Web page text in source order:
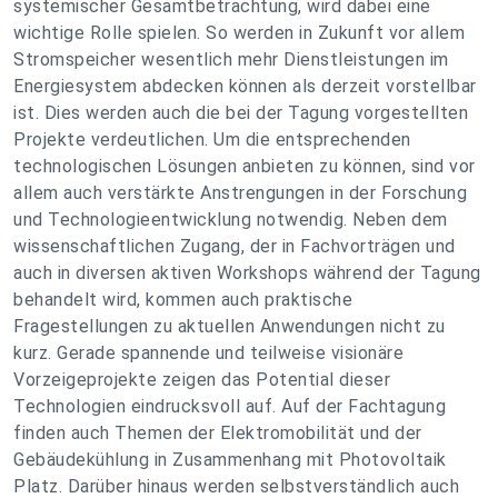
systemischer Gesamtbetrachtung, wird dabei eine
wichtige Rolle spielen. So werden in Zukunft vor allem
Stromspeicher wesentlich mehr Dienstleistungen im
Energiesystem abdecken können als derzeit vorstellbar
ist. Dies werden auch die bei der Tagung vorgestellten
Projekte verdeutlichen. Um die entsprechenden
technologischen Lösungen anbieten zu können, sind vor
allem auch verstärkte Anstrengungen in der Forschung
und Technologieentwicklung notwendig. Neben dem
wissenschaftlichen Zugang, der in Fachvorträgen und
auch in diversen aktiven Workshops während der Tagung
behandelt wird, kommen auch praktische
Fragestellungen zu aktuellen Anwendungen nicht zu
kurz. Gerade spannende und teilweise visionäre
Vorzeigeprojekte zeigen das Potential dieser
Technologien eindrucksvoll auf. Auf der Fachtagung
finden auch Themen der Elektromobilität und der
Gebäudekühlung in Zusammenhang mit Photovoltaik
Platz. Darüber hinaus werden selbstverständlich auch